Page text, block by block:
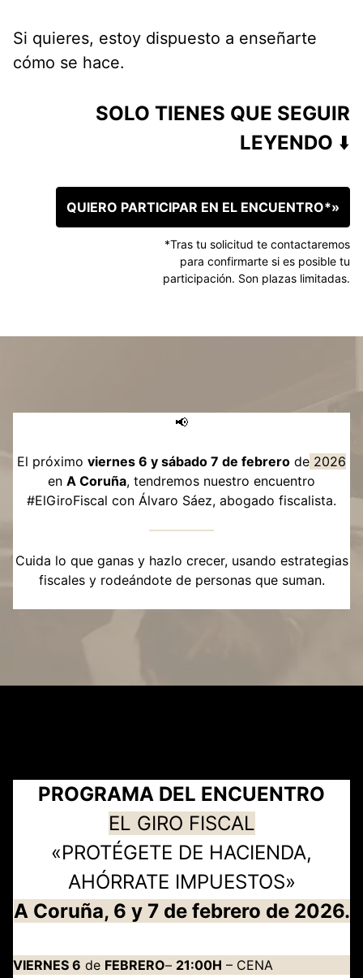
Si quieres, estoy dispuesto a enseñarte
cómo se hace.
SOLO TIENES QUE SEGUIR
LEYENDO ⬇️
QUIERO PARTICIPAR EN EL ENCUENTRO*»
*Tras tu solicitud te contactaremos
para confirmarte si es posible tu
participación. Son plazas limitadas.
📢
El próximo viernes 6 y sábado 7 de febrero de 2026
en A Coruña, tendremos nuestro encuentro
#ElGiroFiscal con Álvaro Sáez, abogado fiscalista.
Cuida lo que ganas y hazlo crecer, usando estrategias
fiscales y rodeándote de personas que suman.
PROGRAMA DEL ENCUENTRO
EL GIRO FISCAL
«PROTÉGETE DE HACIENDA,
AHÓRRATE IMPUESTOS»
A Coruña, 6 y 7 de febrero de 2026.
VIERNES 6 de FEBRERO– 21:00H – CENA